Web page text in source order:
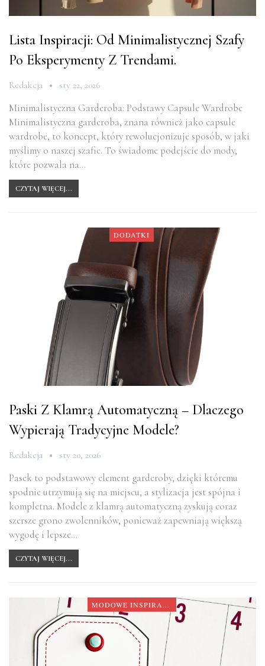
Lista Inspiracji: Od Minimalistycznej Szafy
Po Eksperymenty Z Trendami.
Redakcja sty 22, 2026
Minimalistyczna Garderoba: Podstawy Capsule Wardrobe
Minimalistyczna garderoba, znana również jako capsule
wardrobe, to koncept, który rewolucjonizuje sposób, w jaki
myślimy o naszej szafie. To świadome podejście do mody,
które pozwala na…
CZYTAJ WIĘCEJ...
DODATKI
Paski Z Klamrą Automatyczną – Dlaczego
Wypierają Tradycyjne Modele?
Redakcja sty 20, 2026
Pasek to podstawowy element garderoby, dzięki któremu
spodnie utrzymują się na miejscu, a stylizacja jest spójna i
kompletna. Modele z klamrą automatyczną zyskują coraz
szersze grono zwolenników, ponieważ zapewniają większą
wygodę i lepsze…
CZYTAJ WIĘCEJ...